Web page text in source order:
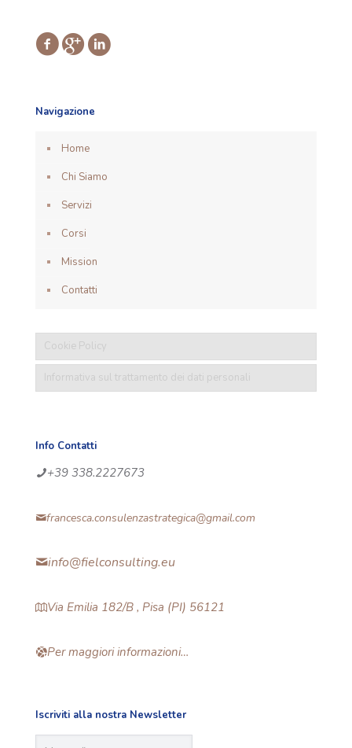
Navigazione
Home
Chi Siamo
Servizi
Corsi
Mission
Contatti
Cookie Policy
Informativa sul trattamento dei dati personali
Info Contatti
+39 338.2227673
francesca.consulenzastrategica@gmail.com
info@fielconsulting.eu
Via Emilia 182/B , Pisa (PI) 56121
Per maggiori informazioni…
Iscriviti alla nostra Newsletter